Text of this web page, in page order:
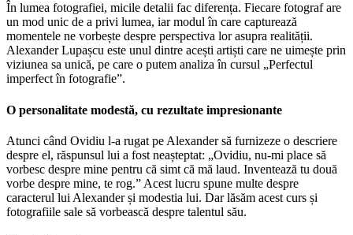
În lumea fotografiei, micile detalii fac diferența. Fiecare fotograf are
un mod unic de a privi lumea, iar modul în care capturează
momentele ne vorbește despre perspectiva lor asupra realității.
Alexander Lupașcu este unul dintre acești artiști care ne uimește prin
viziunea sa unică, pe care o putem analiza în cursul „Perfectul
imperfect în fotografie”.
O personalitate modestă, cu rezultate impresionante
Atunci când Ovidiu l-a rugat pe Alexander să furnizeze o descriere
despre el, răspunsul lui a fost neașteptat: „Ovidiu, nu-mi place să
vorbesc despre mine pentru că simt că mă laud. Inventează tu două
vorbe despre mine, te rog.” Acest lucru spune multe despre
caracterul lui Alexander și modestia lui. Dar lăsăm acest curs și
fotografiile sale să vorbească despre talentul său.